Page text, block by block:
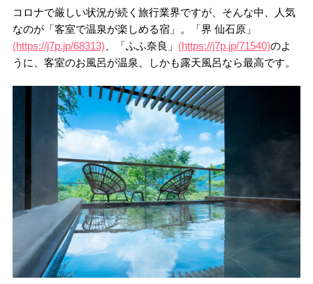
コロナで厳しい状況が続く旅行業界ですが、そんな中、人気
なのが「客室で温泉が楽しめる宿」。「界 仙石原」
(https://j7p.jp/68313) 、「ふふ奈良」 (https://j7p.jp/71540)のよ
うに、客室のお風呂が温泉、しかも露天風呂なら最高です。